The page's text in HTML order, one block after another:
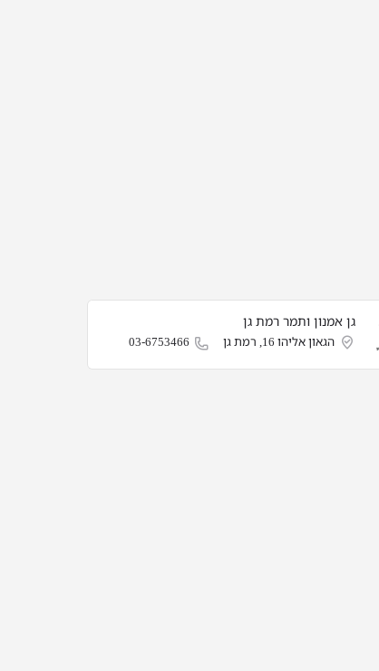
גן אמנון ותמר רמת גן
הגאון אליהו 16, רמת גן 03-6753466